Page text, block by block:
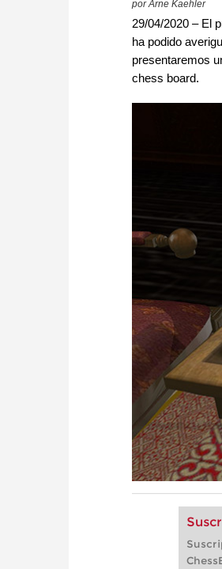
por Arne Kaehler
29/04/2020 – El
ha podido
presentaremos
chess board.